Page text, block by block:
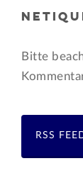
Bitte
RSS